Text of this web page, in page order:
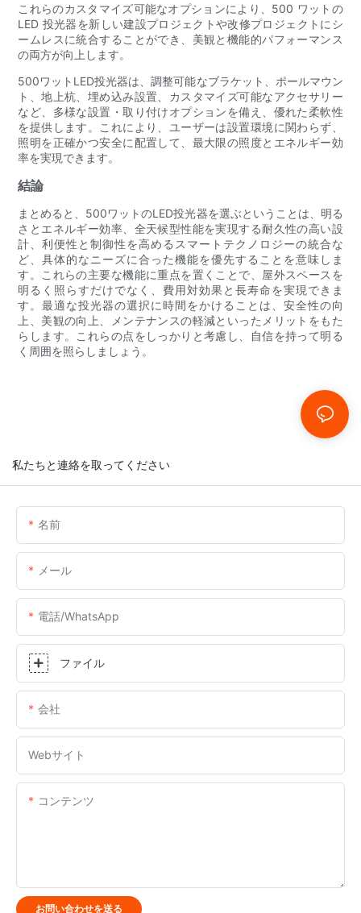
これらのカスタマイズ可能なオプションにより、500 ワットの
LED 投光器を新しい建設プロジェクトや改修プロジェクトにシ
ームレスに統合することができ、美観と機能的パフォーマンス
の両方が向上します。
500ワットLED投光器は、調整可能なブラケット、ポールマウン
ト、地上杭、埋め込み設置、カスタマイズ可能なアクセサリー
など、多様な設置・取り付けオプションを備え、優れた柔軟性
を提供します。これにより、ユーザーは設置環境に関わらず、
照明を正確かつ安全に配置して、最大限の照度とエネルギー効
率を実現できます。
結論
まとめると、500ワットのLED投光器を選ぶということは、明る
さとエネルギー効率、全天候型性能を実現する耐久性の高い設
計、利便性と制御性を高めるスマートテクノロジーの統合な
ど、具体的なニーズに合った機能を優先することを意味しま
す。これらの主要な機能に重点を置くことで、屋外スペースを
明るく照らすだけでなく、費用対効果と長寿命を実現できま
す。最適な投光器の選択に時間をかけることは、安全性の向
上、美観の向上、メンテナンスの軽減といったメリットをもた
らします。これらの点をしっかりと考慮し、自信を持って明る
く周囲を照らしましょう。
私たちと連絡を取ってください
名前
メール
電話/WhatsApp
ファイル
会社
Webサイト
コンテンツ
お問い合わせを送る